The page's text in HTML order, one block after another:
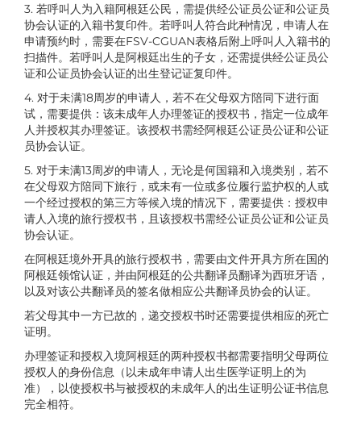
3. 若呼叫人为入籍阿根廷公民，需提供经公证员公证和公证员
协会认证的入籍书复印件。若呼叫人符合此种情况，申请人在
申请预约时，需要在FSV-CGUAN表格后附上呼叫人入籍书的
扫描件。若呼叫人是阿根廷出生的子女，还需提供经公证员公
证和公证员协会认证的出生登记证复印件。
4. 对于未满18周岁的申请人，若不在父母双方陪同下进行面
试，需要提供：该未成年人办理签证的授权书，指定一位成年
人并授权其办理签证。该授权书需经阿根廷公证员公证和公证
员协会认证。
5. 对于未满13周岁的申请人，无论是何国籍和入境类别，若不
在父母双方陪同下旅行，或未有一位或多位履行监护权的人或
一个经过授权的第三方等候入境的情况下，需要提供：授权申
请人入境的旅行授权书，且该授权书需经公证员公证和公证员
协会认证。
在阿根廷境外开具的旅行授权书，需要由文件开具方所在国的
阿根廷领馆认证，并由阿根廷的公共翻译员翻译为西班牙语，
以及对该公共翻译员的签名做相应公共翻译员协会的认证。
若父母其中一方已故的，递交授权书时还需要提供相应的死亡
证明。
办理签证和授权入境阿根廷的两种授权书都需要指明父母两位
授权人的身份信息（以未成年申请人出生医学证明上的为
准），以使授权书与被授权的未成年人的出生证明公证书信息
完全相符。